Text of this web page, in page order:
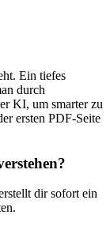
Ein tiefes
durch
KI, um smarter zu
ersten PDF-Seite
dir sofort ein